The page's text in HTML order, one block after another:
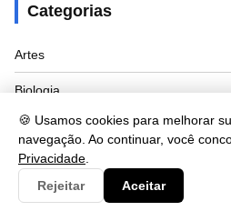
🍪 Usamos cookies para melhorar
navegação. Ao continuar, você
Privacidade
Rejeitar
Aceitar
Categorias
Artes
Biologia
Clima
Cultura
Economia